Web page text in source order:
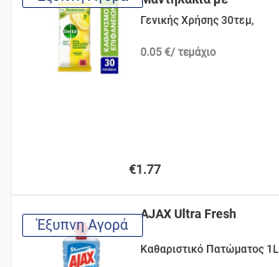
Λεμόνι
Γενικής Χρήσης 30τεμ,
0.05 €/ τεμάχιο
€1.77
Έξυπνη Αγορά
AJAX Ultra Fresh
Καθαριστικό Πατώματος 1L